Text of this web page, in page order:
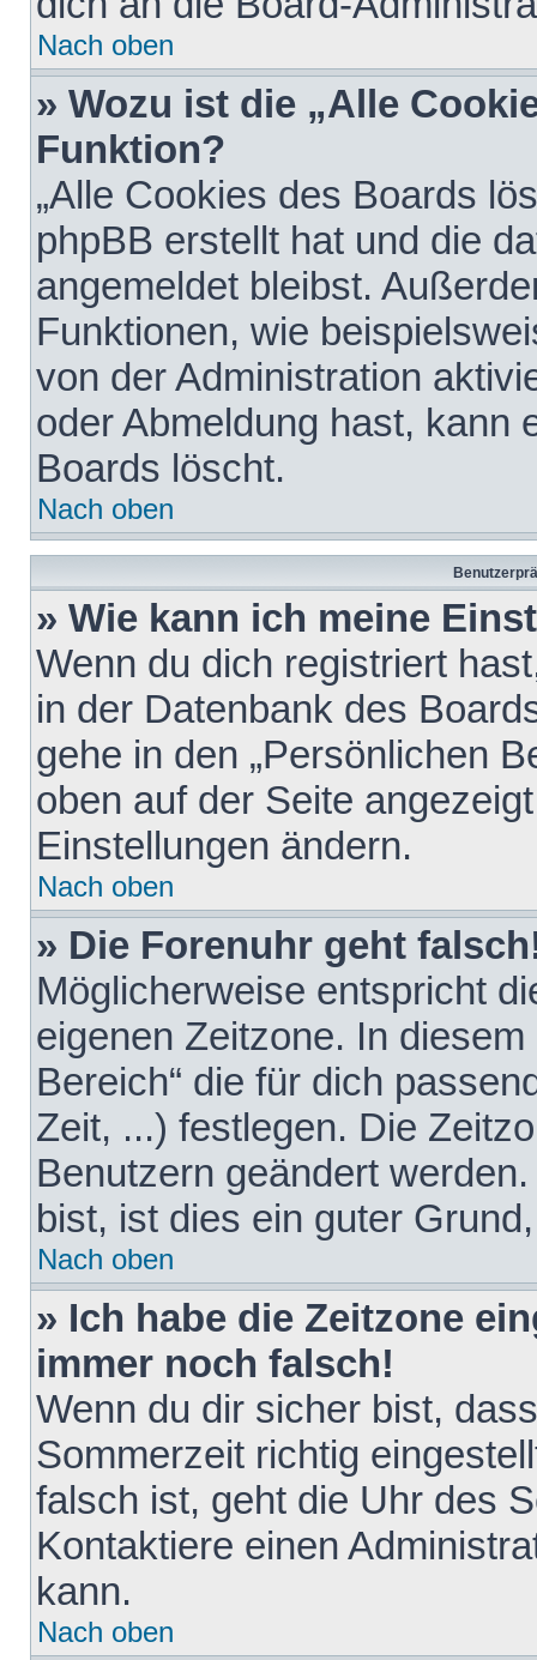
Nach oben
» Wozu ist die „Alle
Funktion?
„Alle Cookies des Boards
phpBB erstellt hat und die
angemeldet bleibst.
Funktionen, wie
von der Administration
oder Abmeldung hast, kann
Boards löscht.
Nach oben
» Wie kann ich meine
Wenn du dich registriert
in der Datenbank des
gehe in den „Persönlichen
oben auf der Seite
Einstellungen ändern.
Nach oben
» Die Forenuhr geht
Möglicherweise entspricht
eigenen Zeitzone. In
Bereich“ die für dich
Zeit, ...) festlegen. Die
Benutzern geändert
bist, ist dies ein guter
Nach oben
» Ich habe die Zeitzone
immer noch falsch!
Wenn du dir sicher bist,
Sommerzeit richtig
falsch ist, geht die Uhr des
Kontaktiere einen
kann.
Nach oben